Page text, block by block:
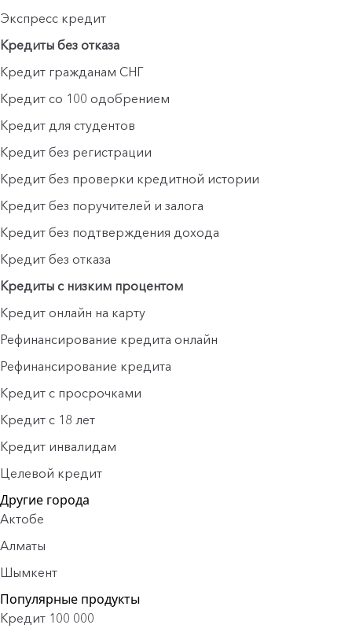
Экспресс кредит
Кредиты без отказа
Кредит гражданам СНГ
Кредит со 100 одобрением
Кредит для студентов
Кредит без регистрации
Кредит без проверки кредитной истории
Кредит без поручителей и залога
Кредит без подтверждения дохода
Кредит без отказа
Кредиты с низким процентом
Кредит онлайн на карту
Рефинансирование кредита онлайн
Рефинансирование кредита
Кредит с просрочками
Кредит с 18 лет
Кредит инвалидам
Целевой кредит
Другие города
Актобе
Алматы
Шымкент
Популярные продукты
Кредит 100 000